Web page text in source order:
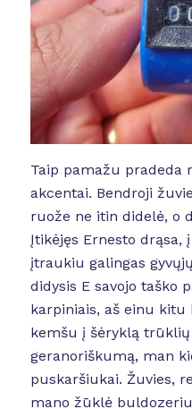
Taip pamažu pradeda
akcentai. Bendroji
ruože ne itin didelė, o
Įtikėjęs Ernesto drąsa,
įtraukiu galingas
didysis E savojo taško
karpiniais, aš einu kitu
kemšu į šėryklą
geranoriškumą, man
puskaršiukai. Žuvies,
mano žūklė